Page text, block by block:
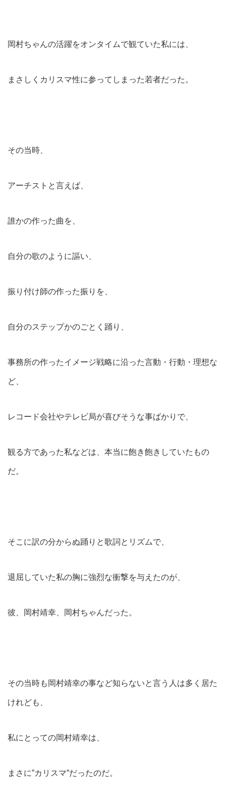
岡村ちゃんの活躍をオンタイムで観ていた私には、
まさしくカリスマ性に参ってしまった若者だった。
その当時、
アーチストと言えば、
誰かの作った曲を、
自分の歌のように謳い、
振り付け師の作った振りを、
自分のステップかのごとく踊り、
事務所の作ったイメージ戦略に沿った言動・行動・理想な
ど、
レコード会社やテレビ局が喜びそうな事ばかりで、
観る方であった私などは、本当に飽き飽きしていたもの
だ。
そこに訳の分からぬ踊りと歌詞とリズムで、
退屈していた私の胸に強烈な衝撃を与えたのが、
彼、岡村靖幸、岡村ちゃんだった。
その当時も岡村靖幸の事など知らないと言う人は多く居た
けれども、
私にとっての岡村靖幸は、
まさに”カリスマ”だったのだ。